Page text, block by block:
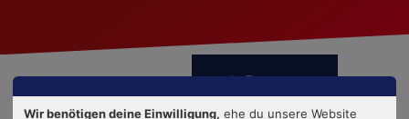
empfohlen von:
Wir benötigen deine Einwilligung, ehe du unsere Website